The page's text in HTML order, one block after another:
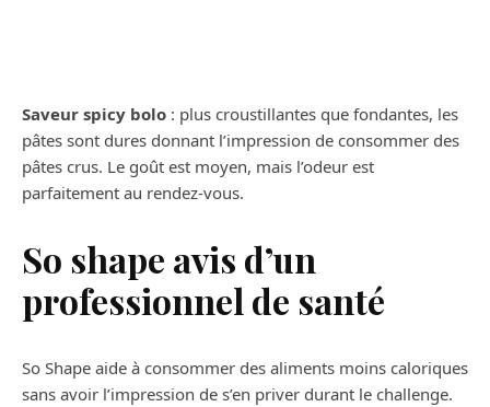
Saveur spicy bolo : plus croustillantes que fondantes, les
pâtes sont dures donnant l’impression de consommer des
pâtes crus. Le goût est moyen, mais l’odeur est
parfaitement au rendez-vous.
So shape avis d’un
professionnel de santé
So Shape aide à consommer des aliments moins caloriques
sans avoir l’impression de s’en priver durant le challenge.